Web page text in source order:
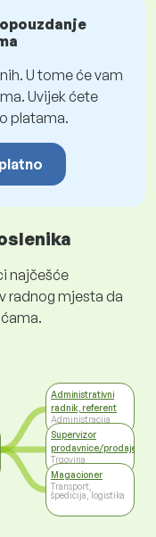
U tome će vam
Uvijek ćete
platama.
najčešće
radnog mjesta da
Administrativni
radnik, referent
Administracija
Supervizor
prodavnice/prodaje
Trgovina
Magacioner
Transport,
špedicija, logistika